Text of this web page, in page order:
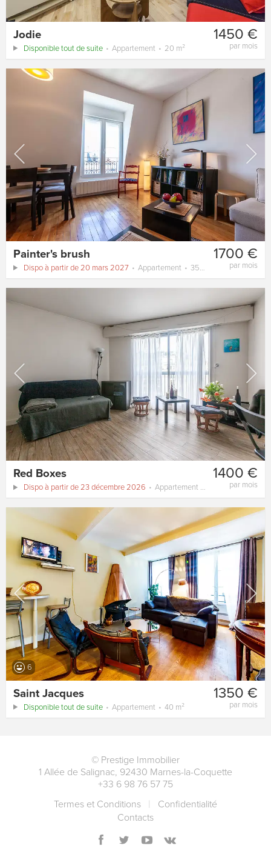
1450 €
par mois
Jodie
Disponible tout de suite Appartement 20 m²
1700 €
par mois
Painter's brush
Dispo à partir de 20 mars 2027 Appartement 35 m²
1400 €
par mois
Red Boxes
Dispo à partir de 23 décembre 2026 Appartement
6
1350 €
par mois
Saint Jacques
Disponible tout de suite Appartement 40 m²
© Prestige Immobilier
1 Allée de Salignac, 92430 Marnes-la-Coquette
+33 6 98 76 57 75
Termes et Conditions
Сonfidentialité
Contacts